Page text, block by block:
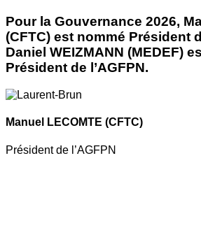
Pour la Gouvernance 2026,
(CFTC) est nommé Président
Daniel WEIZMANN (MEDEF)
Président de l’AGFPN.
Manuel LECOMTE (CFTC)
Président de l’AGFPN